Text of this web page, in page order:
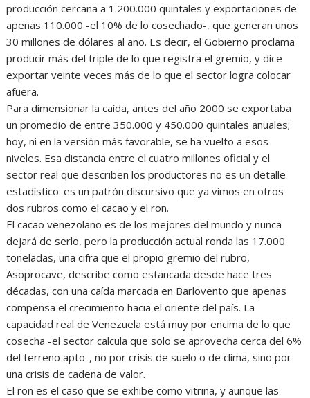
producción cercana a 1.200.000 quintales y exportaciones de
apenas 110.000 -el 10% de lo cosechado-, que generan unos
30 millones de dólares al año. Es decir, el Gobierno proclama
producir más del triple de lo que registra el gremio, y dice
exportar veinte veces más de lo que el sector logra colocar
afuera.
Para dimensionar la caída, antes del año 2000 se exportaba
un promedio de entre 350.000 y 450.000 quintales anuales;
hoy, ni en la versión más favorable, se ha vuelto a esos
niveles. Esa distancia entre el cuatro millones oficial y el
sector real que describen los productores no es un detalle
estadístico: es un patrón discursivo que ya vimos en otros
dos rubros como el cacao y el ron.
El cacao venezolano es de los mejores del mundo y nunca
dejará de serlo, pero la producción actual ronda las 17.000
toneladas, una cifra que el propio gremio del rubro,
Asoprocave, describe como estancada desde hace tres
décadas, con una caída marcada en Barlovento que apenas
compensa el crecimiento hacia el oriente del país. La
capacidad real de Venezuela está muy por encima de lo que
cosecha -el sector calcula que solo se aprovecha cerca del 6%
del terreno apto-, no por crisis de suelo o de clima, sino por
una crisis de cadena de valor.
El ron es el caso que se exhibe como vitrina, y aunque las